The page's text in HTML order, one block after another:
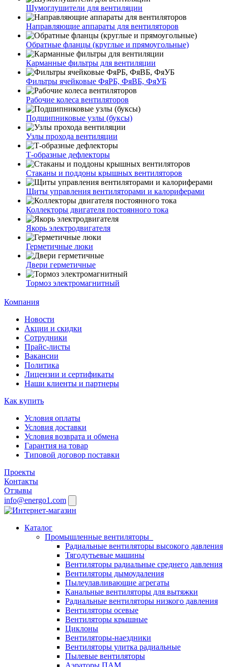
Шумоглушители для вентиляции
Направляющие аппараты для вентиляторов
Обратные фланцы (круглые и прямоугольные)
Карманные фильтры для вентиляции
Фильтры ячейковые ФяРБ, ФяВБ, ФяУБ
Рабочие колеса вентиляторов
Подшипниковые узлы (буксы)
Узлы прохода вентиляции
Т-образные дефлекторы
Стаканы и поддоны крышных вентиляторов
Щиты управления вентиляторами и калориферами
Коллекторы двигателя постоянного тока
Якорь электродвигателя
Герметичные люки
Двери герметичные
Тормоз электромагнитный
Компания
Новости
Акции и скидки
Сотрудники
Прайс-листы
Вакансии
Политика
Лицензии и сертификаты
Наши клиенты и партнеры
Как купить
Условия оплаты
Условия доставки
Условия возврата и обмена
Гарантия на товар
Типовой договор поставки
Проекты
Контакты
Отзывы
info@energo1.com
Каталог
Промышленные вентиляторы
Радиальные вентиляторы высокого давления
Тягодутьевые машины
Вентиляторы радиальные среднего давления
Вентиляторы дымоудаления
Пылеулавливающие агрегаты
Канальные вентиляторы для вытяжки
Радиальные вентиляторы низкого давления
Вентиляторы осевые
Вентиляторы крышные
Циклоны
Вентиляторы-наездники
Вентиляторы улитка радиальные
Пылевые вентиляторы
Аэраторы ПАМ